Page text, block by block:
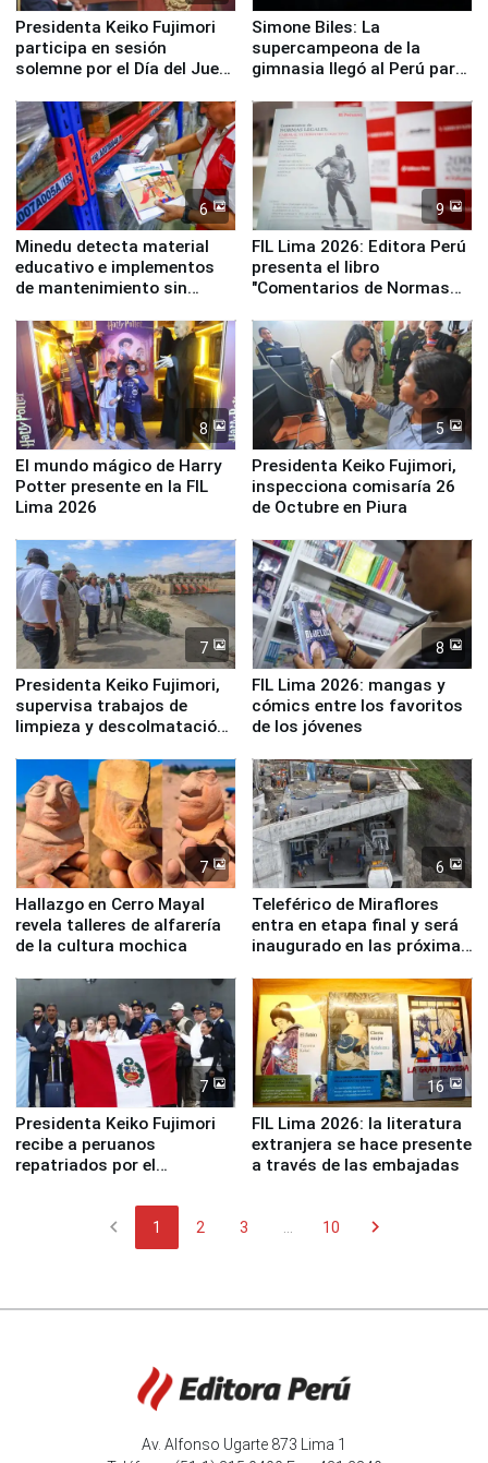
Presidenta Keiko Fujimori
participa en sesión
solemne por el Día del Juez
Simone Biles: La
supercampeona de la
gimnasia llegó al Perú para
Panamericanos Lima 2027
6
Minedu detecta material
educativo e implementos
de mantenimiento sin
la UGEL 2
9
FIL Lima 2026: Editora Perú
presenta el libro
"Comentarios de Normas
Derecho Colectivo"
8
El mundo mágico de Harry
Potter presente en la FIL
Lima 2026
5
Presidenta Keiko Fujimori,
inspecciona comisaría 26
de Octubre en Piura
7
Presidenta Keiko Fujimori,
supervisa trabajos de
limpieza y descolmatación
8
FIL Lima 2026: mangas y
cómics entre los favoritos
de los jóvenes
7
Hallazgo en Cerro Mayal
revela talleres de alfarería
de la cultura mochica
6
Teleférico de Miraflores
entra en etapa final y será
inaugurado en las próximas
7
Presidenta Keiko Fujimori
recibe a peruanos
repatriados por el
16
FIL Lima 2026: la literatura
extranjera se hace presente
a través de las embajadas
chevron_left 1 2 3 10 chevron_right
Av. Alfonso Ugarte 873 Lima 1